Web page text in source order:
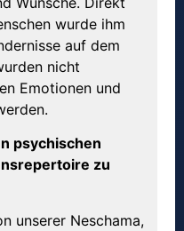
wurde ihm
auf dem
nicht
Emotionen und
psychischen
zu
unserer Neschama,